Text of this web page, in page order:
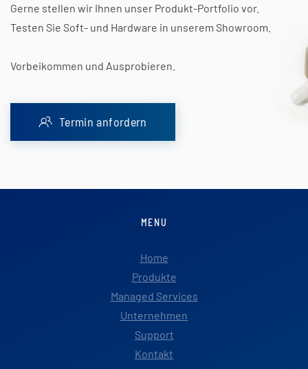
Gerne stellen wir Ihnen unser Produkt-Portfolio vor.
Testen Sie Soft- und Hardware in unserem Showroom.
Vorbeikommen und Ausprobieren.
Termin anfordern
MENU
Home
Produkte
Managed Services
Unternehmen
Support
Kontakt